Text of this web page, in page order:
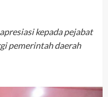
kepada pejabat
pemerintah daerah